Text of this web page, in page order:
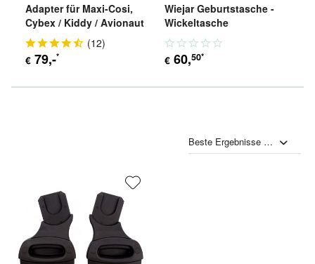
Adapter für Maxi-Cosi,
Cybex / Kiddy / Avionaut
(12)
€ 79,-*
Wiejar Geburtstasche -
Wickeltasche
€ 60,50*